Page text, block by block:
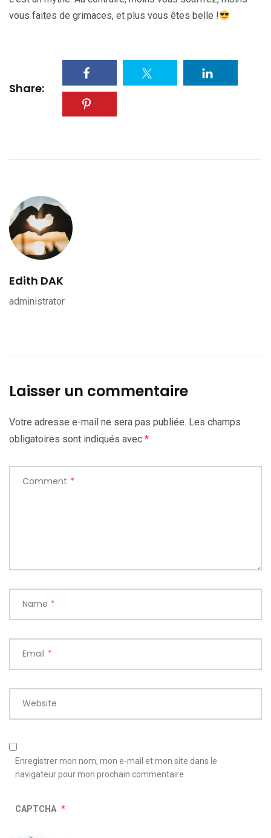
vous faites de grimaces, et plus vous êtes belle !
Share:
Edith DAK
administrator
Laisser un commentaire
Votre adresse e-mail ne sera pas publiée. Les champs
obligatoires sont indiqués avec *
Comment *
Name *
Email *
Website
Enregistrer mon nom, mon e-mail et mon site dans le
navigateur pour mon prochain commentaire.
CAPTCHA *